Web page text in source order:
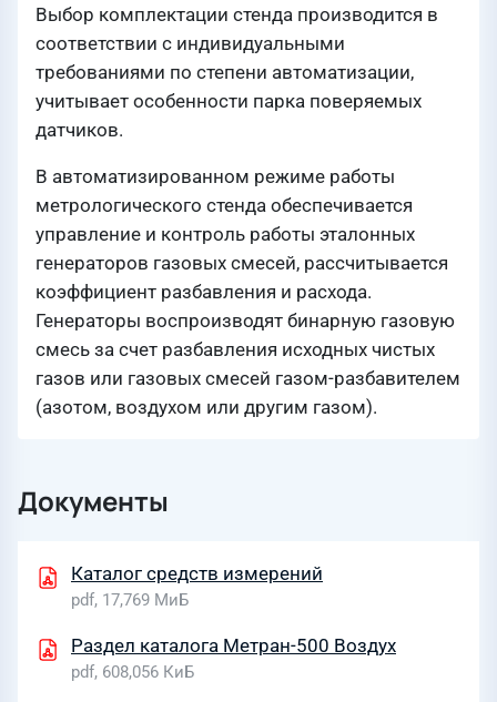
Выбор комплектации стенда производится в
соответствии с индивидуальными
требованиями по степени автоматизации,
учитывает особенности парка поверяемых
датчиков.
В автоматизированном режиме работы
метрологического стенда обеспечивается
управление и контроль работы эталонных
генераторов газовых смесей, рассчитывается
коэффициент разбавления и расхода.
Генераторы воспроизводят бинарную газовую
смесь за счет разбавления исходных чистых
газов или газовых смесей газом-разбавителем
(азотом, воздухом или другим газом).
Документы
Каталог средств измерений
pdf, 17,769 МиБ
Раздел каталога Метран-500 Воздух
pdf, 608,056 КиБ